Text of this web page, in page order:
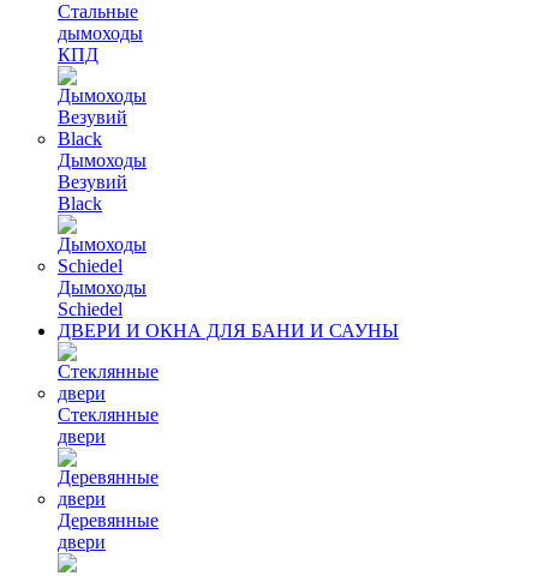
Стальные
дымоходы
КПД
Дымоходы
Везувий
Black
Дымоходы
Schiedel
ДВЕРИ И ОКНА ДЛЯ БАНИ И САУНЫ
Стеклянные
двери
Деревянные
двери